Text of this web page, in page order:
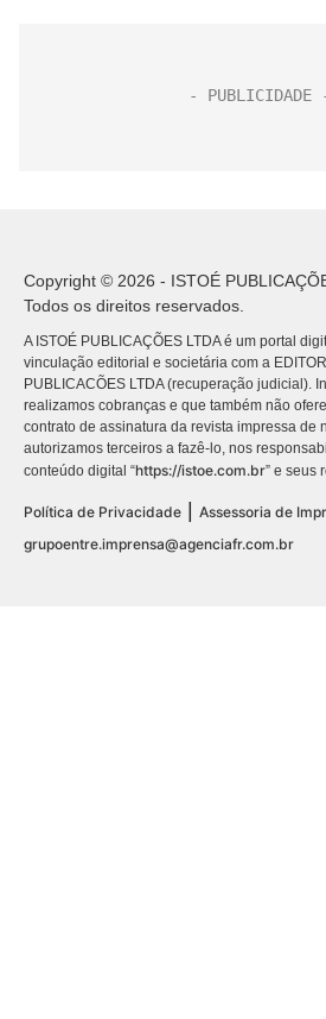
Copyright © 2026 - ISTOÉ
Todos os direitos reservados.
A ISTOÉ PUBLICAÇÕES LTDA é um portal
vinculação editorial e societária com a
PUBLICACÕES LTDA (recuperação judicial).
realizamos cobranças e que também não
contrato de assinatura da revista impressa de
autorizamos terceiros a fazê-lo, nos
conteúdo digital “https://istoe.com.br” e seus
Política de Privacidade
Assessoria de
grupoentre.imprensa@agenciafr.com.br